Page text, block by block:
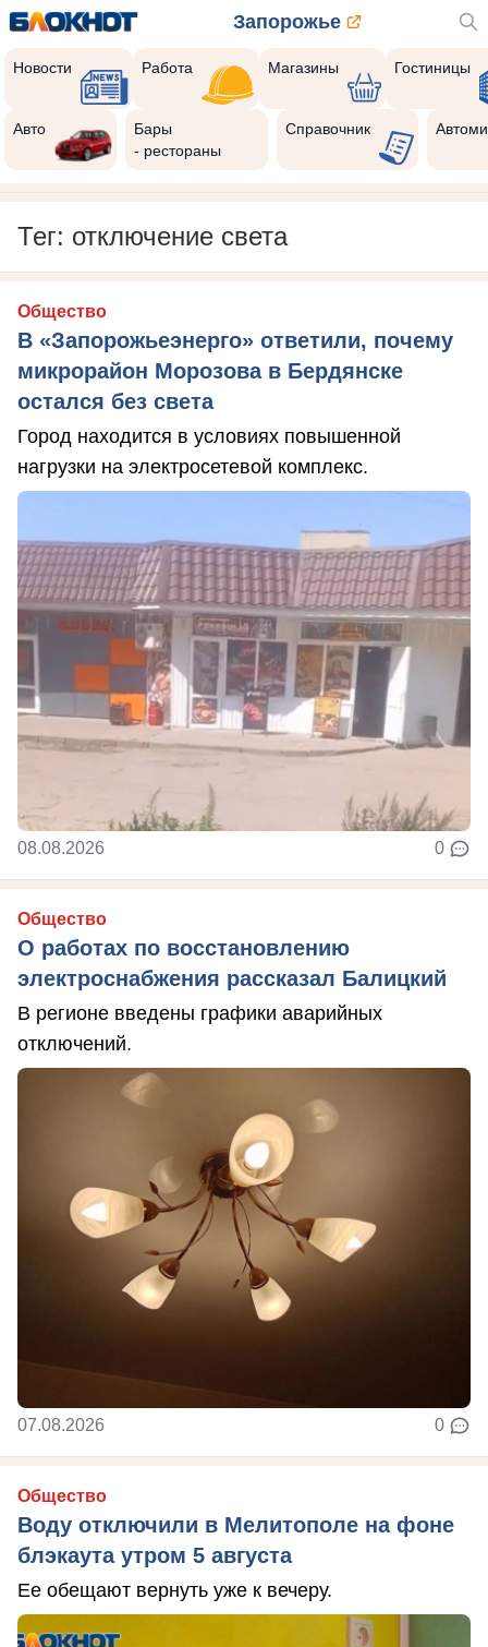
Запорожье
Новости Работа Магазины Гостиницы
Авто
Бары
- рестораны
Справочник
Тег: отключение света
Общество
В «Запорожьеэнерго» ответили, почему
микрорайон Морозова в Бердянске
остался без света
Город находится в условиях повышенной
нагрузки на электросетевой комплекс.
08.08.2026 0
Общество
О работах по восстановлению
электроснабжения рассказал Балицкий
В регионе введены графики аварийных
отключений.
07.08.2026 0
Общество
Воду отключили в Мелитополе на фоне
блэкаута утром 5 августа
Ее обещают вернуть уже к вечеру.